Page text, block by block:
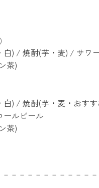
) / 焼酎(芋・麦) / サワ
茶)
) / 焼酎(芋・麦・おすす
ルビール
茶)
－－－－－－－－－－